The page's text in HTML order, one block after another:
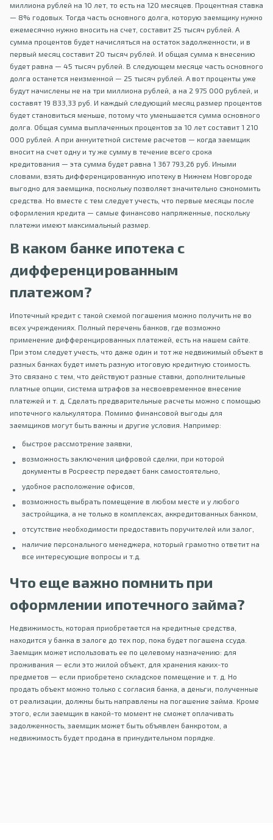
миллиона рублей на 10 лет, то есть на 120 месяцев. Процентная ставка
— 8% годовых. Тогда часть основного долга, которую заемщику нужно
ежемесячно нужно вносить на счет, составит 25 тысяч рублей. А
сумма процентов будет начисляться на остаток задолженности, и в
первый месяц составит 20 тысяч рублей. И общая сумма к внесению
будет равна — 45 тысяч рублей. В следующем месяце часть основного
долга останется неизменной — 25 тысяч рублей. А вот проценты уже
будут начислены не на три миллиона рублей, а на 2 975 000 рублей, и
составят 19 833,33 руб. И каждый следующий месяц размер процентов
будет становиться меньше, потому что уменьшается сумма основного
долга. Общая сумма выплаченных процентов за 10 лет составит 1 210
000 рублей. А при аннуитетной системе расчетов — когда заемщик
вносит на счет одну и ту же сумму в течение всего срока
кредитования — эта сумма будет равна 1 367 793,26 руб. Иными
словами, взять дифференцированную ипотеку в Нижнем Новгороде
выгодно для заемщика, поскольку позволяет значительно сэкономить
средства. Но вместе с тем следует учесть, что первые месяцы после
оформления кредита — самые финансово напряженные, поскольку
платежи имеют максимальный размер.
В каком банке ипотека с
дифференцированным
платежом?
Ипотечный кредит с такой схемой погашения можно получить не во
всех учреждениях. Полный перечень банков, где возможно
применение дифференцированных платежей, есть на нашем сайте.
При этом следует учесть, что даже один и тот же недвижимый объект в
разных банках будет иметь разную итоговую кредитную стоимость.
Это связано с тем, что действуют разные ставки, дополнительные
платные опции, система штрафов за несвоевременное внесение
платежей и т. д. Сделать предварительные расчеты можно с помощью
ипотечного калькулятора. Помимо финансовой выгоды для
заемщиков могут быть важны и другие условия. Например:
быстрое рассмотрение заявки,
возможность заключения цифровой сделки, при которой
документы в Росреестр передает банк самостоятельно,
удобное расположение офисов,
возможность выбрать помещение в любом месте и у любого
застройщика, а не только в комплексах, аккредитованных банком,
отсутствие необходимости предоставить поручителей или залог,
наличие персонального менеджера, который грамотно ответит на
все интересующие вопросы и т.д.
Что еще важно помнить при
оформлении ипотечного займа?
Недвижимость, которая приобретается на кредитные средства,
находится у банка в залоге до тех пор, пока будет погашена ссуда.
Заемщик может использовать ее по целевому назначению: для
проживания — если это жилой объект, для хранения каких-то
предметов — если приобретено складское помещение и т. д. Но
продать объект можно только с согласия банка, а деньги, полученные
от реализации, должны быть направлены на погашение займа. Кроме
этого, если заемщик в какой-то момент не сможет оплачивать
задолженность, заемщик может быть объявлен банкротом, а
недвижимость будет продана в принудительном порядке.